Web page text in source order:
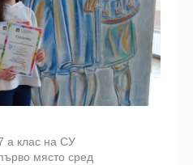
а клас на СУ
място сред